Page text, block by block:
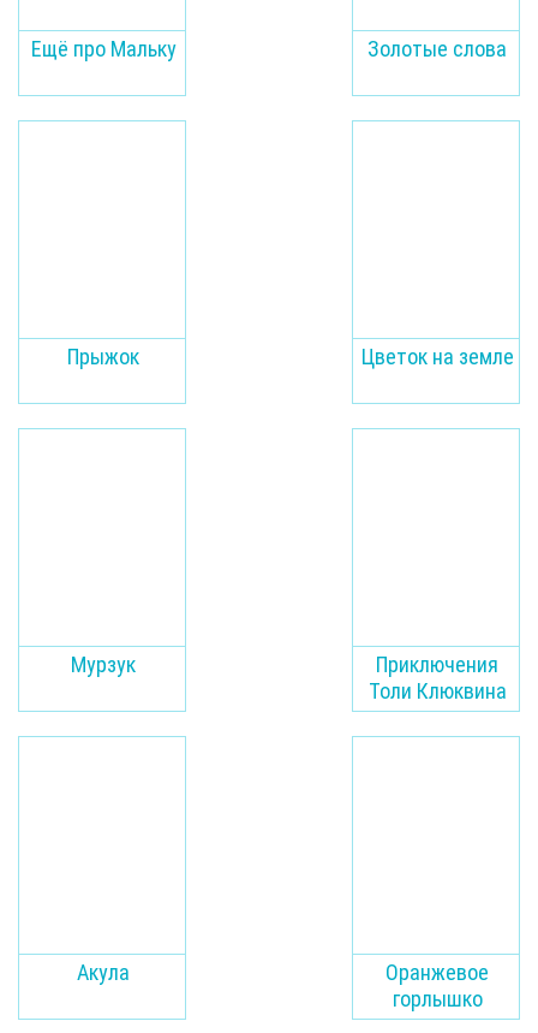
Ещё про Мальку Золотые слова
Прыжок Цветок на земле
Мурзук
Приключения
Толи Клюквина
Акула
Оранжевое
горлышко